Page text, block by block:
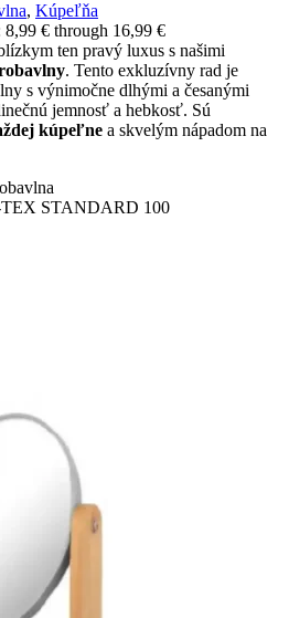
, Kúpeľňa
8,99 € through 16,99 €
ten pravý luxus s našimi
. Tento exkluzívny rad je
s výnimočne dlhými a česanými
jemnosť a hebkosť. Sú
kúpeľne a skvelým nápadom na
STANDARD 100